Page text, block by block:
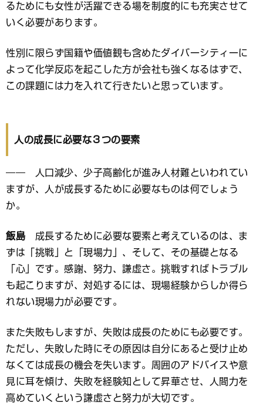
るためにも女性が活躍できる場を制度的にも充実させて
いく必要があります。
性別に限らず国籍や価値観も含めたダイバーシティーに
よって化学反応を起こした方が会社も強くなるはずで、
この課題には力を入れて行きたいと思っています。
人の成長に必要な３つの要素
―― 人口減少、少子高齢化が進み人材難といわれてい
ますが、人が成長するために必要なものは何でしょう
か。
飯島 成長するために必要な要素と考えているのは、ま
ずは「挑戦」と「現場力」、そして、その基礎となる
「心」です。感謝、努力、謙虚さ。挑戦すればトラブル
も起こりますが、対処するには、現場経験からしか得ら
れない現場力が必要です。
また失敗もしますが、失敗は成長のためにも必要です。
ただし、失敗した時にその原因は自分にあると受け止め
なくては成長の機会を失います。周囲のアドバイスや意
見に耳を傾け、失敗を経験知として昇華させ、人間力を
高めていくという謙虚さと努力が大切です。